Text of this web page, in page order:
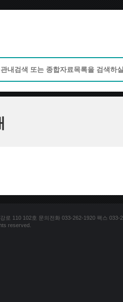
로 110 102호 문의전화 033-262-1920 팩스 033-
reserved.